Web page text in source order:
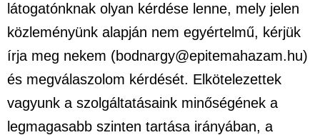
látogatónknak olyan kérdése lenne, mely jelen
közleményünk alapján nem egyértelmű, kérjük
írja meg nekem (bodnargy@epitemahazam.hu)
és megválaszolom kérdését. Elkötelezettek
vagyunk a szolgáltatásaink minőségének a
legmagasabb szinten tartása irányában, a